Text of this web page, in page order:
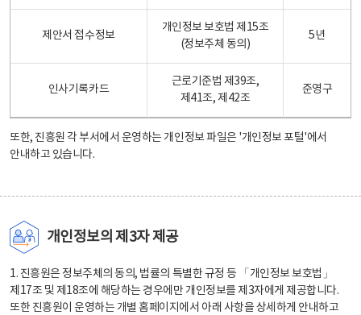
제안서 접수정보
개인정보 보호법 제15조
(정보주체 동의)
5년
인사기록카드
근로기준법 제39조,
제41조, 제42조
준영구
또한, 진흥원 각 부서에서 운영하는 개인정보 파일은 '개인정보 포털'에서
안내하고 있습니다.
개인정보의 제3자 제공
1. 진흥원은 정보주체의 동의, 법률의 특별한 규정 등 「개인정보 보호법」
제17조 및 제18조에 해당하는 경우에만 개인정보를 제3자에게 제공합니다.
또한 진흥원이 운영하는 개별 홈페이지에서 아래 사항을 상세하게 안내하고